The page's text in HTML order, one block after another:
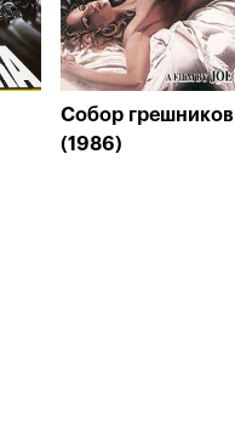
Собор грешников
(1986)